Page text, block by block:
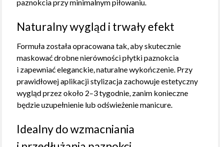
paznokcia przy minimalnym piłowaniu.
Naturalny wygląd i trwały efekt
Formuła została opracowana tak, aby skutecznie
maskować drobne nierówności płytki paznokcia
i zapewniać eleganckie, naturalne wykończenie. Przy
prawidłowej aplikacji stylizacja zachowuje estetyczny
wygląd przez około 2–3 tygodnie, zanim konieczne
będzie uzupełnienie lub odświeżenie manicure.
Idealny do wzmacniania